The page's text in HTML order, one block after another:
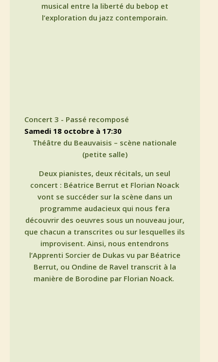
musical entre la liberté du bebop et
l’exploration du jazz contemporain.
Concert 3 - Passé recomposé
samedi 18 octobre à 17:30
Théâtre du Beauvaisis – scène nationale
(petite salle)
Deux pianistes, deux récitals, un seul
concert : Béatrice Berrut et Florian Noack
vont se succéder sur la scène dans un
programme audacieux qui nous fera
découvrir des oeuvres sous un nouveau jour,
que chacun a transcrites ou sur lesquelles ils
improvisent. Ainsi, nous entendrons
l’Apprenti Sorcier de Dukas vu par Béatrice
Berrut, ou Ondine de Ravel transcrit à la
manière de Borodine par Florian Noack.